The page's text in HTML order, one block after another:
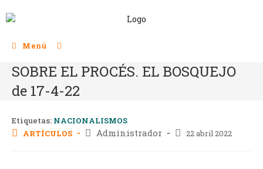
Menú
SOBRE EL PROCÉS. EL BOSQUEJO
de 17-4-22
Etiquetas: NACIONALISMOS
ARTÍCULOS
Administrador 22 abril 2022